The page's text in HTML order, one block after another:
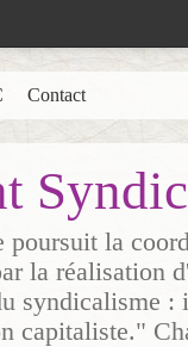
la
la réalisation
syndicalisme :
capitaliste."
Contact